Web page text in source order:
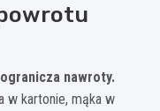
nawroty.
w kartonie, mąka w